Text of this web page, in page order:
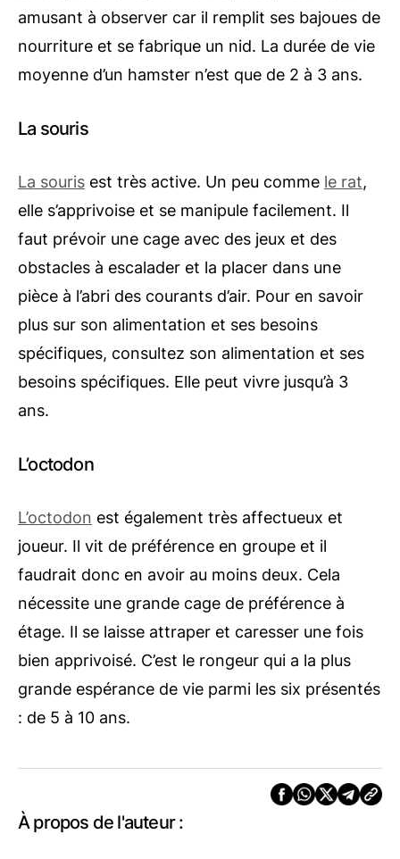
amusant à observer car il remplit ses bajoues de
nourriture et se fabrique un nid. La durée de vie
moyenne d’un hamster n’est que de 2 à 3 ans.
La souris
La souris est très active. Un peu comme le rat,
elle s’apprivoise et se manipule facilement. Il
faut prévoir une cage avec des jeux et des
obstacles à escalader et la placer dans une
pièce à l’abri des courants d’air. Pour en savoir
plus sur son alimentation et ses besoins
spécifiques, consultez son alimentation et ses
besoins spécifiques. Elle peut vivre jusqu’à 3
ans.
L’octodon
L’octodon est également très affectueux et
joueur. Il vit de préférence en groupe et il
faudrait donc en avoir au moins deux. Cela
nécessite une grande cage de préférence à
étage. Il se laisse attraper et caresser une fois
bien apprivoisé. C’est le rongeur qui a la plus
grande espérance de vie parmi les six présentés
: de 5 à 10 ans.
À propos de l'auteur :